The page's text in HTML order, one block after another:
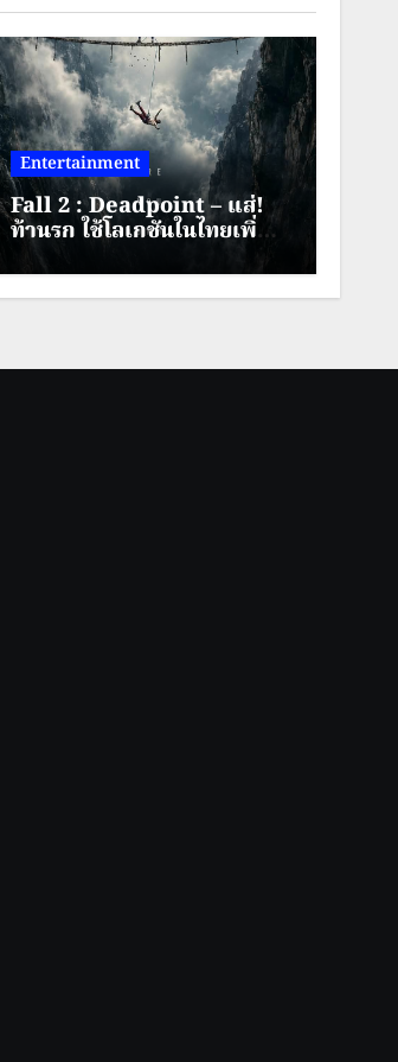
Entertainment
Fall 2 : Deadpoint – แส่!
ท้านรก ใช้โลเกชันในไทยเพิ่ม
ระดับความหวาดเสียวคูณสอง